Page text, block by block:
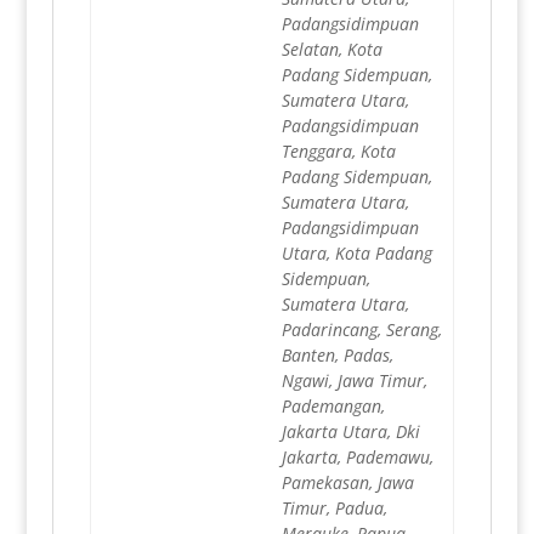
Padangsidimpuan
Selatan, Kota
Padang Sidempuan,
Sumatera Utara,
Padangsidimpuan
Tenggara, Kota
Padang Sidempuan,
Sumatera Utara,
Padangsidimpuan
Utara, Kota Padang
Sidempuan,
Sumatera Utara,
Padarincang, Serang,
Banten, Padas,
Ngawi, Jawa Timur,
Pademangan,
Jakarta Utara, Dki
Jakarta, Pademawu,
Pamekasan, Jawa
Timur, Padua,